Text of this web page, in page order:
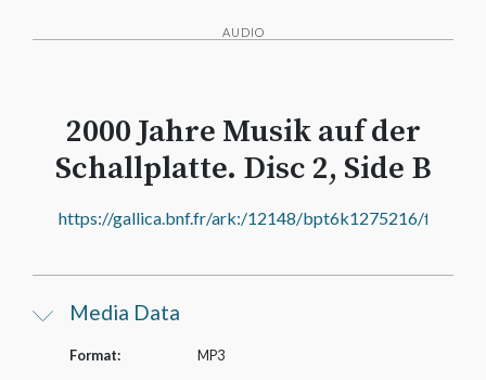
AUDIO
2000 Jahre Musik auf der
Schallplatte. Disc 2, Side B
https://gallica.bnf.fr/ark:/12148/bpt6k1275216/
Media Data
Format: MP3